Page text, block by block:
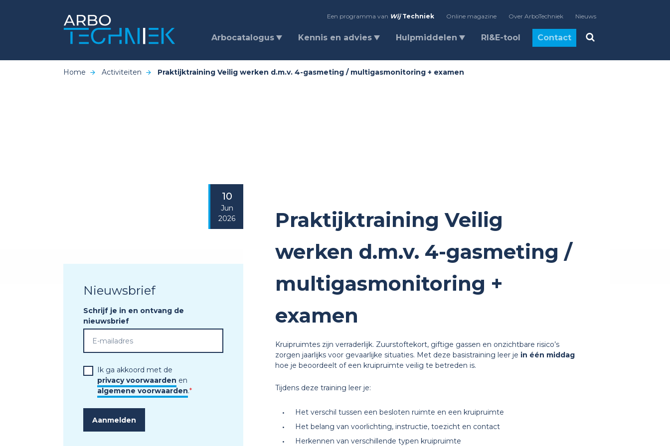
Een programma van Wij Techniek Online magazine Over ArboTechniek Nieuws
Arbocatalogus Kennis en advies Hulpmiddelen RI&E-tool Contact
Home Activiteiten Praktijktraining Veilig werken d.m.v. 4-gasmeting / multigasmonitoring + examen
10
Jun
2026
Praktijktraining Veilig
werken d.m.v. 4-gasmeting /
multigasmonitoring +
examen
Kruipruimtes zijn verraderlijk. Zuurstoftekort, giftige gassen en onzichtbare risico’s
zorgen jaarlijks voor gevaarlijke situaties. Met deze basistraining leer je in één middag
hoe je beoordeelt of een kruipruimte veilig te betreden is.
Tijdens deze training leer je:
Het verschil tussen een besloten ruimte en een kruipruimte
Het belang van voorlichting, instructie, toezicht en contact
Herkennen van verschillende typen kruipruimte
Nieuwsbrief
Schrijf je in en ontvang de
nieuwsbrief
Ik ga akkoord met de
privacy voorwaarden en
algemene voorwaarden.*